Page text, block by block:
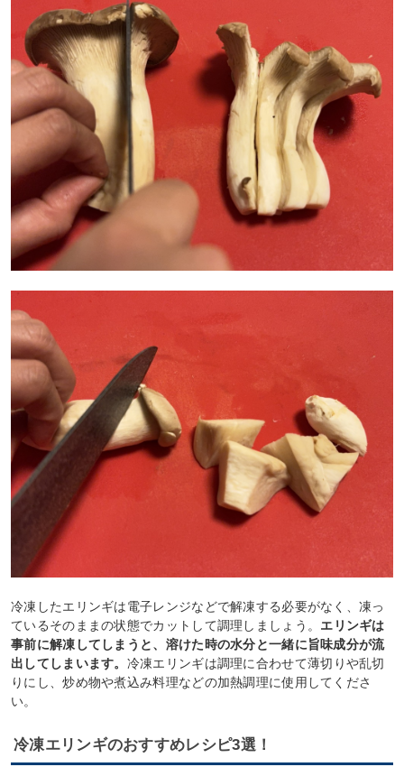
冷凍したエリンギは電子レンジなどで解凍する必要がなく、凍っ
ているそのままの状態でカットして調理しましょう。 エリンギは
事前に解凍してしまうと、溶けた時の水分と一緒に旨味成分が流
出してしまいます。 冷凍エリンギは調理に合わせて薄切りや乱切
りにし、炒め物や煮込み料理などの加熱調理に使用してくださ
い。
冷凍エリンギのおすすめレシピ3選！